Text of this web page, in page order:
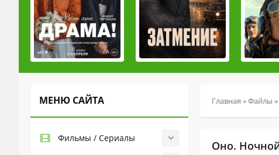
МЕНЮ САЙТА
Фильмы / Сериалы
Главная »Файлы »
Оно.